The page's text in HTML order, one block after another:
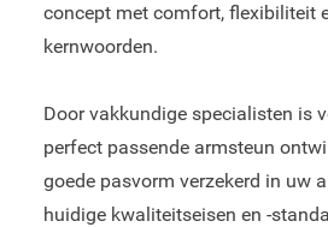
concept met comfort, flexibiliteit
kernwoorden.
Door vakkundige specialisten is
perfect passende armsteun
goede pasvorm verzekerd in uw
huidige kwaliteitseisen en -